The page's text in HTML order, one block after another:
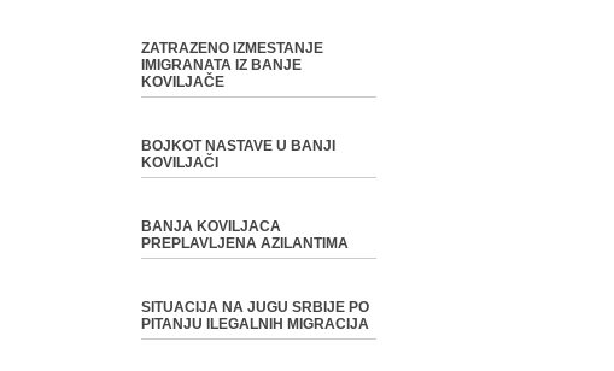
ZATRAZENO IZMESTANJE
IMIGRANATA IZ BANJE
KOVILJAČE
BOJKOT NASTAVE U BANJI
KOVILJAČI
BANJA KOVILJACA
PREPLAVLJENA AZILANTIMA
SITUACIJA NA JUGU SRBIJE PO
PITANJU ILEGALNIH MIGRACIJA